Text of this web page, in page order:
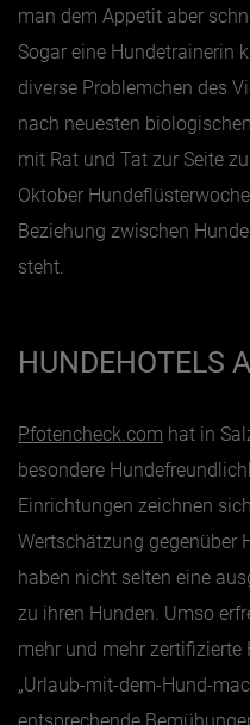
man dem Appetit aber
Sogar eine Hundetrainerin
diverse Problemchen des
nach neuesten
mit Rat und Tat zur Seite
Oktober
Beziehung zwischen
steht.
HUNDEHOTELS
Pfotencheck.com hat in
besondere
Einrichtungen zeichnen
Wertschätzung gegenüber
haben nicht selten eine
zu ihren Hunden. Umso
mehr und mehr zertifizierte
„Urlaub-mit-dem-Hund-